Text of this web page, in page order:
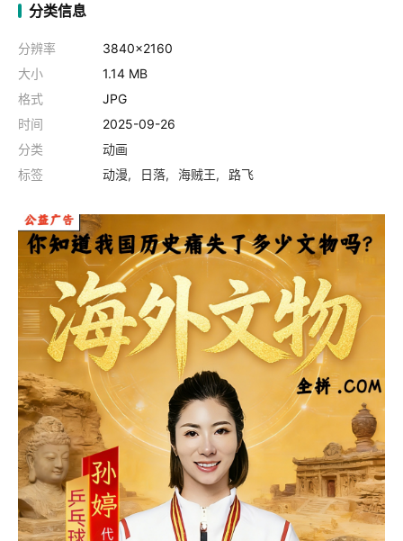
分类信息
分辨率
3840x2160
大小
1.14 MB
格式
JPG
时间
2025-09-26
分类
动画
标签
动漫 日落 海贼王 路飞